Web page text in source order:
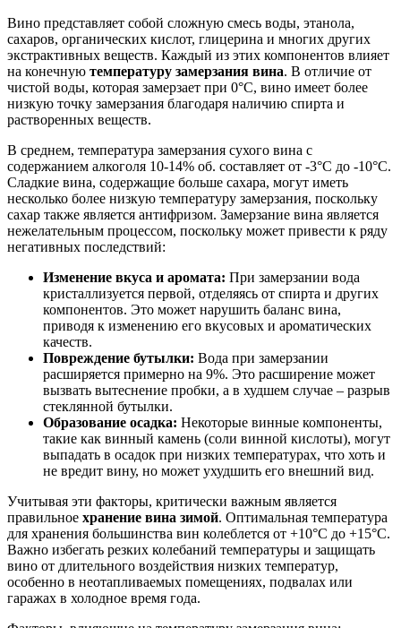
Вино представляет собой сложную смесь воды, этанола,
сахаров, органических кислот, глицерина и многих других
экстрактивных веществ. Каждый из этих компонентов влияет
на конечную температуру замерзания вина. В отличие от
чистой воды, которая замерзает при 0°C, вино имеет более
низкую точку замерзания благодаря наличию спирта и
растворенных веществ.
В среднем, температура замерзания сухого вина с
содержанием алкоголя 10-14% об. составляет от -3°C до -10°C.
Сладкие вина, содержащие больше сахара, могут иметь
несколько более низкую температуру замерзания, поскольку
сахар также является антифризом. Замерзание вина является
нежелательным процессом, поскольку может привести к ряду
негативных последствий:
Изменение вкуса и аромата: При замерзании вода
кристаллизуется первой, отделяясь от спирта и других
компонентов. Это может нарушить баланс вина,
приводя к изменению его вкусовых и ароматических
качеств.
Повреждение бутылки: Вода при замерзании
расширяется примерно на 9%. Это расширение может
вызвать вытеснение пробки, а в худшем случае – разрыв
стеклянной бутылки.
Образование осадка: Некоторые винные компоненты,
такие как винный камень (соли винной кислоты), могут
выпадать в осадок при низких температурах, что хоть и
не вредит вину, но может ухудшить его внешний вид.
Учитывая эти факторы, критически важным является
правильное хранение вина зимой. Оптимальная температура
для хранения большинства вин колеблется от +10°C до +15°C.
Важно избегать резких колебаний температуры и защищать
вино от длительного воздействия низких температур,
особенно в неотапливаемых помещениях, подвалах или
гаражах в холодное время года.